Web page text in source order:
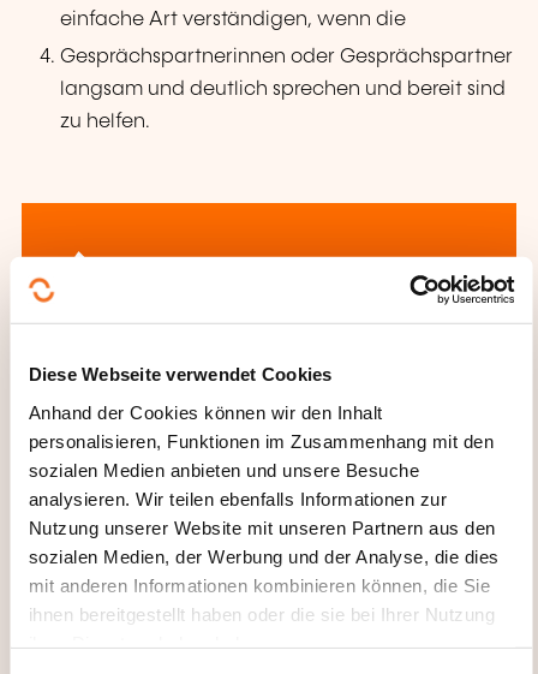
Diese Webseite verwendet Cookies
Anhand der Cookies können wir den Inhalt
personalisieren, Funktionen im Zusammenhang mit den
sozialen Medien anbieten und unsere Besuche
analysieren. Wir teilen ebenfalls Informationen zur
Nutzung unserer Website mit unseren Partnern aus den
sozialen Medien, der Werbung und der Analyse, die dies
mit anderen Informationen kombinieren können, die Sie
ihnen bereitgestellt haben oder die sie bei Ihrer Nutzung
einfache Art verständigen, wenn die
Gesprächspartnerinnen oder Gesprächspartner
langsam und deutlich sprechen und bereit sind
zu helfen.
Wie kann ich das
Weiterbildungsinstitut
kontaktieren?
Hedi Ammari
info@avicenne.lu
+352 621 719 410
Mehr zum Weiterbildungsanbieter: